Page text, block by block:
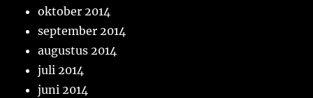
oktober 2014
september 2014
augustus 2014
juli 2014
juni 2014